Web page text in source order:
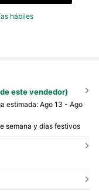
hábiles
este vendedor)
estimada:Ago 13 - Ago
semana y días festivos